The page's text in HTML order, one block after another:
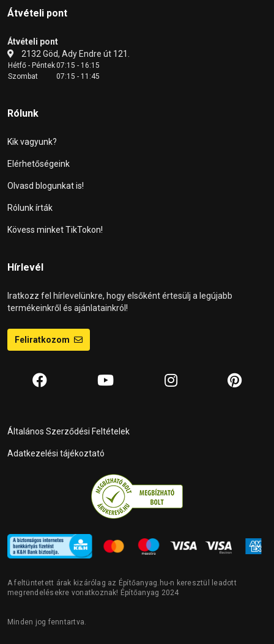
Átvételi pont
Átvételi pont
2132 Göd, Ady Endre út 121.
Hétfő - Péntek07:15 - 16:15
Szombat
07:15 - 11:45
Rólunk
Kik vagyunk?
Elérhetőségeink
Olvasd blogunkat is!
Rólunk írták
Kövess minket TikTokon!
Hírlevél
Iratkozz fel hírlevelünkre, hogy elsőként értesülj a legújabb
termékeinkről és ajánlatainkról!
Feliratkozom
Általános Szerződési Feltételek
Adatkezelési tájékoztató
A feltüntetett árak kizárólag az Építőanyag.hu-n keresztül leadott
megrendelésekre vonatkoznak! Építőanyag 2024
Minden jog fenntartva.